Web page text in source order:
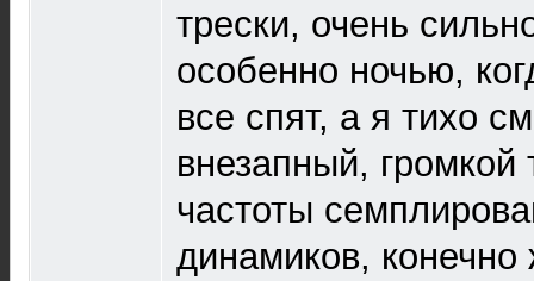
трески, очень
особенно ночью,
все спят, а я тихо
внезапный,
частоты
динамиков, конечно